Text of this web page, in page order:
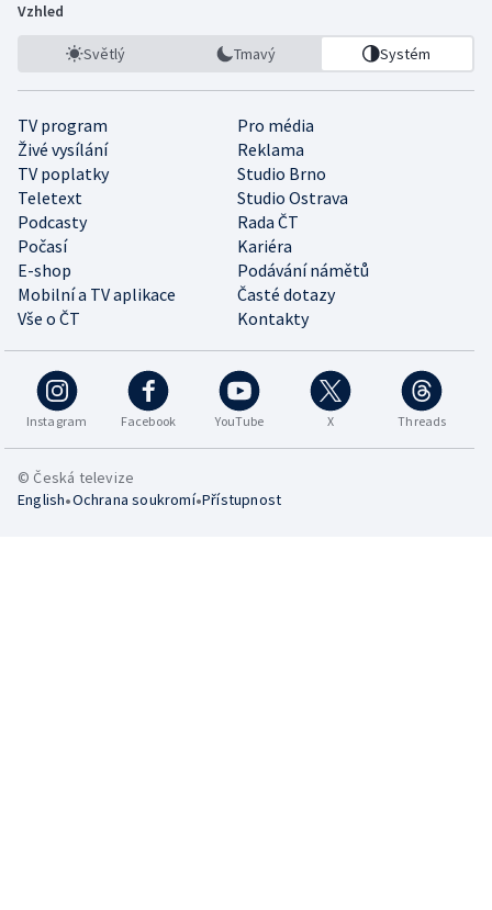
Vzhled
Světlý Tmavý Systém
TV program
Pro média
Živé vysílání
Reklama
TV poplatky
Studio Brno
Teletext
Studio Ostrava
Podcasty
Rada ČT
Počasí
Kariéra
E-shop
Podávání námětů
Mobilní a TV aplikace
Časté dotazy
Vše o ČT
Kontakty
Instagram Facebook YouTube X Threads
© Česká televize
English•Ochrana soukromí•Přístupnost